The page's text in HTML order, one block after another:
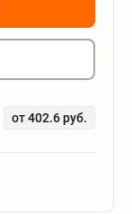
от 402.6 руб.